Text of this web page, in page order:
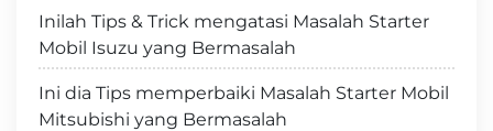
Inilah Tips & Trick mengatasi Masalah Starter
Mobil Isuzu yang Bermasalah
Ini dia Tips memperbaiki Masalah Starter Mobil
Mitsubishi yang Bermasalah